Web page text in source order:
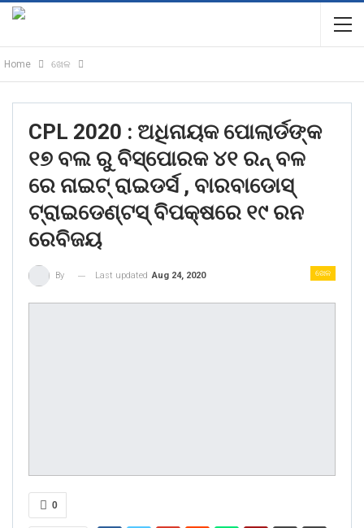
Home ଖେଳ
CPL 2020 : ଅଧିନାୟକ ପୋଲାର୍ଡଙ୍କ
୧୭ ବଲ ରୁ ବିସ୍ପୋରକ ୪୧ ରନ୍ ବଳ
ରେ ନାଇଟ୍ ରାଇଡର୍ସ , ବାରବାଡୋସ୍
ଟ୍ରାଇଡେଣ୍ଟସ୍ ବିପକ୍ଷରେ ୧୯ ରନ
ରେବିଜୟ
ଖେଳ
By Last updated Aug 24, 2020
0